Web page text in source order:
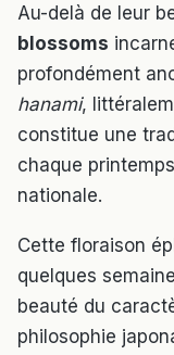
Au-delà de leur
blossoms
profondément
hanami,
constitue une
chaque
nationale.
Cette floraison
quelques
beauté du
philosophie